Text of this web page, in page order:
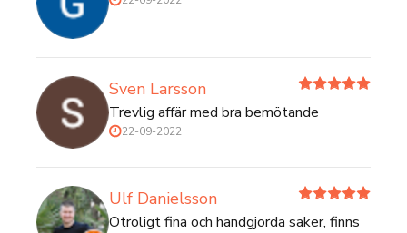
Sven Larsson
Trevlig affär med bra bemötande
22-09-2022
Ulf Danielsson
Otroligt fina och handgjorda saker, finns